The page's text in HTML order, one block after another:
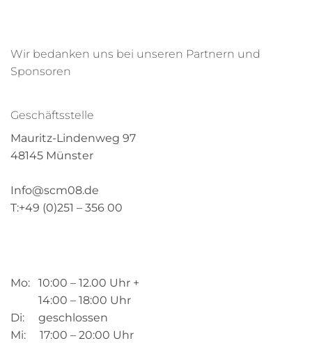
Wir bedanken uns bei unseren Partnern und
Sponsoren
Geschäftsstelle
Mauritz-Lindenweg 97
48145 Münster
Info@scm08.de
T:+49 (0)251 – 356 00
Mo: 10:00 – 12.00 Uhr +
14:00 – 18:00 Uhr
Di: geschlossen
Mi: 17:00 – 20:00 Uhr